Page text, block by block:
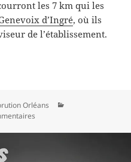
les 7 km qui les
d’Ingré, où ils
de l’établissement.
à vélo de Saran à
Orléans